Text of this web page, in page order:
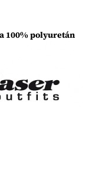
100% polyuretán